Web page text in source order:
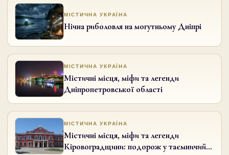
МІСТИЧНА УКРАЇНА
Нічна риболовля на могутньому Дніпрі
МІСТИЧНА УКРАЇНА
Містичні місця, міфи та легенди
Дніпропетровської області
МІСТИЧНА УКРАЇНА
Містичні місця, міфи та легенди
Кіровоградщини: подорож у таємничий